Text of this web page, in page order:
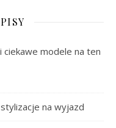
ciekawe modele na ten
na wyjazd